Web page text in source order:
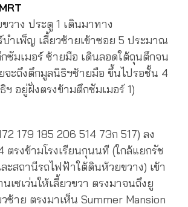
วาง ประตู 1 เดินมาทาง
ำเพ็ญ เลี้ยวซ้ายเข้าซอย 5 ประมาณ
ซัมเมอร์ ซ้ายมือ เดินลอดใต้ถุนตึกจน
จะถึงตึกมูลนิธิฯซ้ายมือ ขึ้นไปรอชั้น 4
ฯ อยู่ฝั่งตรงข้ามตึกซัมเมอร์ 1)
179 185 206 514 73ก 517) ลง
ตรงข้ามโรงเรียนกุนนที (ใกล้แยกรัช
ะสถานีรถไฟฟ้าใต้ดินห้วยขวาง) เข้า
เซเว่นให้เลี้ยวขวา ตรงมาจนถึงยู
ซ้าย ตรงมาเห็น Summer Mansion